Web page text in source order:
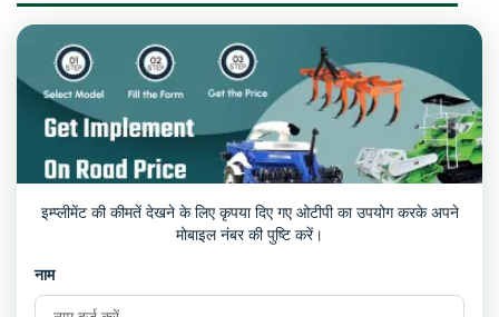
इम्प्लीमेंट की कीमतें देखने के लिए कृपया दिए गए ओटीपी का उपयोग करके अपने
मोबाइल नंबर की पुष्टि करें।
नाम